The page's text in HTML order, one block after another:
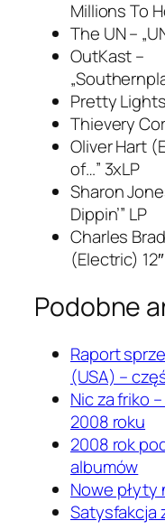
Millions To
The UN –
OutKast –
Pretty Lights
Thievery
Oliver Hart
of…” 3xLP
Sharon
Dippin’” LP
Charles
(Electric) 12″
Podobne
Raport
(USA) –
Nic za friko
2008 roku
2008 rok
albumów
Nowe płyty
Satysfakcja